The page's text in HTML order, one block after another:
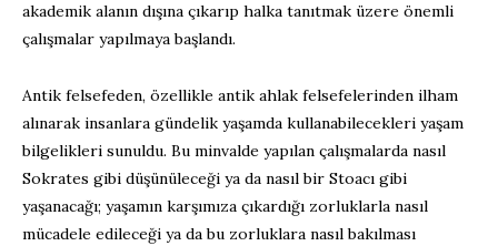
akademik alanın dışına çıkarıp halka tanıtmak üzere önemli
çalışmalar yapılmaya başlandı.
Antik felsefeden, özellikle antik ahlak felsefelerinden ilham
alınarak insanlara gündelik yaşamda kullanabilecekleri yaşam
bilgelikleri sunuldu. Bu minvalde yapılan çalışmalarda nasıl
Sokrates gibi düşünüleceği ya da nasıl bir Stoacı gibi
yaşanacağı; yaşamın karşımıza çıkardığı zorluklarla nasıl
mücadele edileceği ya da bu zorluklara nasıl bakılması